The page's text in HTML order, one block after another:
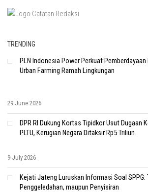
TRENDING
PLN Indonesia Power Perkuat
Urban Farming Ramah Lingkungan
29 June 2026
DPR RI Dukung Kortas Tipidkor Usut Dugaan
PLTU, Kerugian Negara Ditaksir Rp5 Triliun
9 July 2026
Kejati Jateng Luruskan Informasi Soal SPPG:
Penggeledahan, maupun Penyisiran